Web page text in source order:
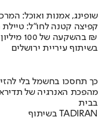
שופינג, אמנות ואוכל:
קפיצה קטנה לחו"ל:
בהשקעה של 100 מיליון ₪
בשיתוף עיריית ירושלים
כך תחסכו בחשמל בלי
מהפכת האנרגיה של
בבית
בשיתוף TADIRAN